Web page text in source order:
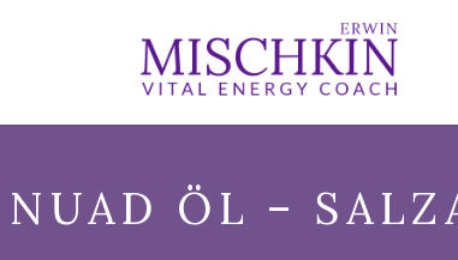
ÖL –